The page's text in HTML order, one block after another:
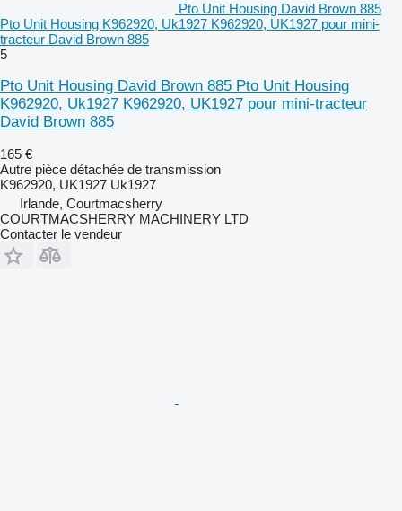
Pto Unit Housing David Brown 885
Pto Unit Housing K962920, Uk1927 K962920, UK1927 pour mini-
tracteur David Brown 885
5
Pto Unit Housing David Brown 885 Pto Unit Housing
K962920, Uk1927 K962920, UK1927 pour mini-tracteur
David Brown 885
165 €
Autre pièce détachée de transmission
K962920, UK1927 Uk1927
Irlande, Courtmacsherry
COURTMACSHERRY MACHINERY LTD
Contacter le vendeur